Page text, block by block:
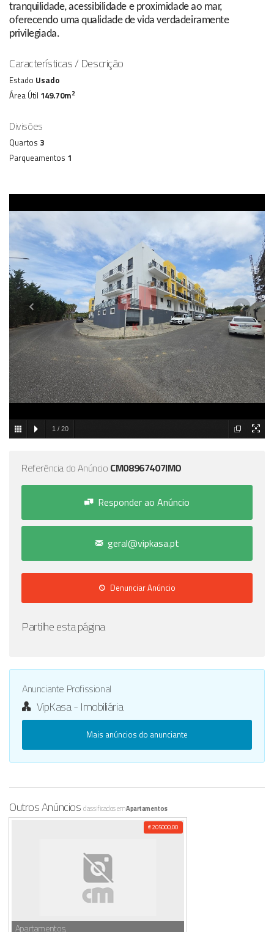
tranquilidade, acessibilidade e proximidade ao mar,
oferecendo uma qualidade de vida verdadeiramente
privilegiada.
Características / Descrição
Estado Usado
Área Útil 149.70m2
Divisões
Quartos 3
Parqueamentos 1
1 / 20
Referência do Anúncio CM08967407IMO
Responder ao Anúncio
geral@vipkasa.pt
Denunciar Anúncio
Partilhe esta página
Anunciante Profissional
VipKasa - Imobiliária
Mais anúncios do anunciante
Outros Anúncios classificados emApartamentos
€ 205000,00
Apartamentos,